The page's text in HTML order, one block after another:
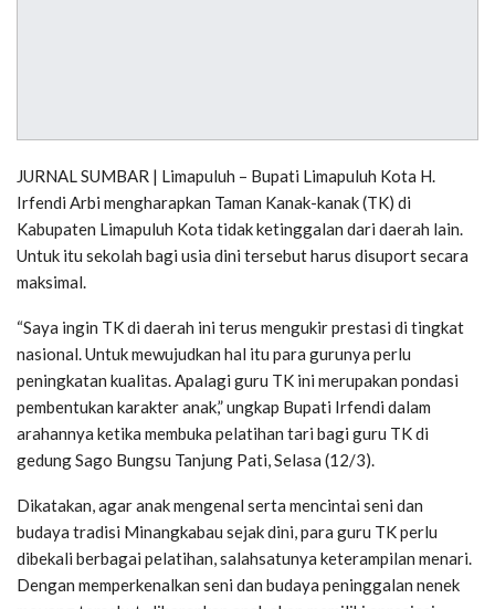
JURNAL SUMBAR | Limapuluh – Bupati Limapuluh Kota H.
Irfendi Arbi mengharapkan Taman Kanak-kanak (TK) di
Kabupaten Limapuluh Kota tidak ketinggalan dari daerah lain.
Untuk itu sekolah bagi usia dini tersebut harus disuport secara
maksimal.
“Saya ingin TK di daerah ini terus mengukir prestasi di tingkat
nasional. Untuk mewujudkan hal itu para gurunya perlu
peningkatan kualitas. Apalagi guru TK ini merupakan pondasi
pembentukan karakter anak,” ungkap Bupati Irfendi dalam
arahannya ketika membuka pelatihan tari bagi guru TK di
gedung Sago Bungsu Tanjung Pati, Selasa (12/3).
Dikatakan, agar anak mengenal serta mencintai seni dan
budaya tradisi Minangkabau sejak dini, para guru TK perlu
dibekali berbagai pelatihan, salahsatunya keterampilan menari.
Dengan memperkenalkan seni dan budaya peninggalan nenek